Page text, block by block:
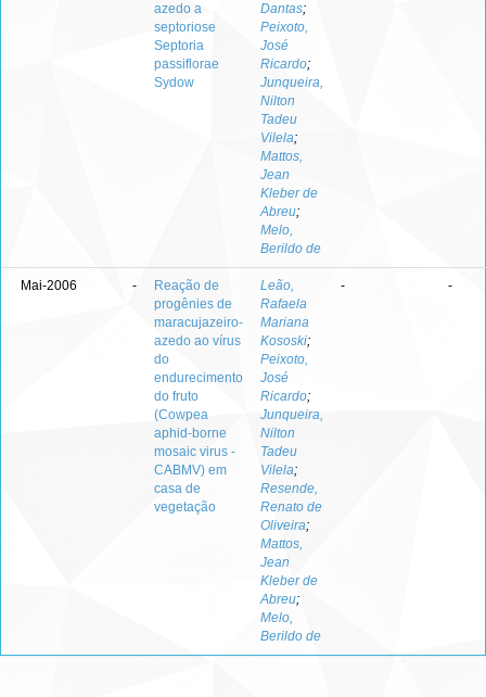
azedo a
septoriose
Septoria
passiflorae
Sydow
Dantas;
Peixoto,
José
Ricardo;
Junqueira,
Nilton
Tadeu
Vilela;
Mattos,
Jean
Kleber de
Abreu;
Melo,
Berildo de
Mai-2006 -
Reação de
progênies de
maracujazeiro-
azedo ao vírus
do
endurecimento
do fruto
(Cowpea
aphid-borne
mosaic virus -
CABMV) em
casa de
vegetação
Leão,
Rafaela
Mariana
Kososki;
Peixoto,
José
Ricardo;
Junqueira,
Nilton
Tadeu
Vilela;
Resende,
Renato de
Oliveira;
Mattos,
Jean
Kleber de
Abreu;
Melo,
Berildo de
- -